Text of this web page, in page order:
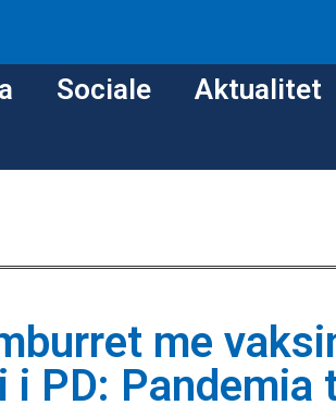
Sociale Aktualitet
me
i PD: Pandemia